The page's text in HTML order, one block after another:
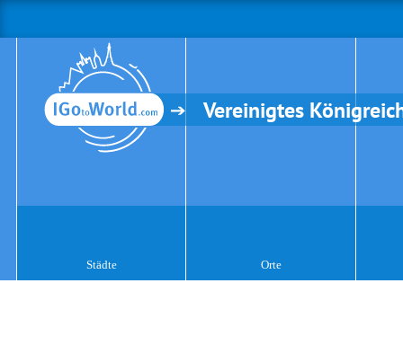
Vereinigtes
Städte Orte